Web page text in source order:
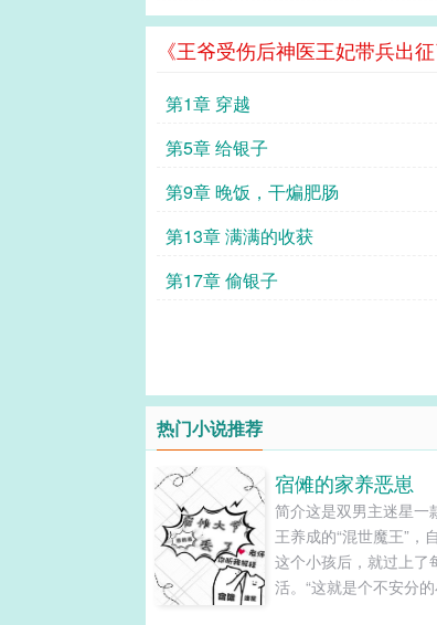
世，以命相守
《王爷受伤后神医王妃带兵出
第1章 穿越
第5章 给银子
第9章 晚饭，干煸肥肠
第13章 满满的收获
第17章 偷银子
热门小说推荐
宿傩的家养恶崽
简介这是双男主迷星一
王养成的“混世魔王”，
这个小孩后，就过上了
活。“这就是个不安分